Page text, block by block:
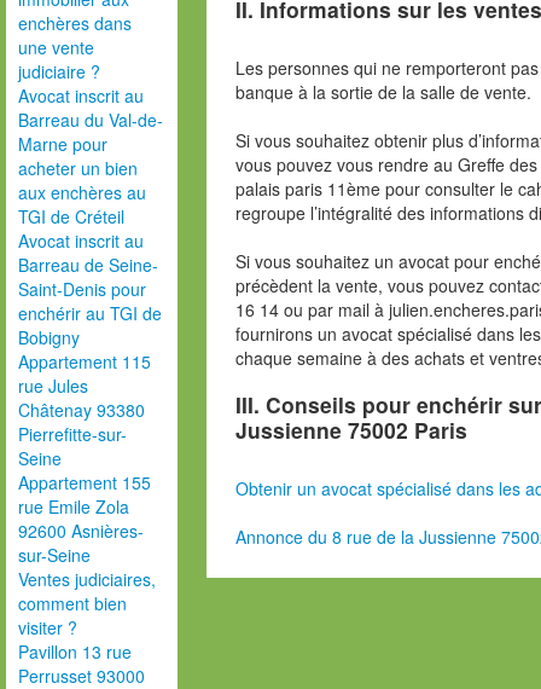
enchères dans
une vente
judiciaire ?
Avocat inscrit au
Barreau du Val-de-
Marne pour
acheter un bien
aux enchères au
TGI de Créteil
Avocat inscrit au
Barreau de Seine-
Saint-Denis pour
enchérir au TGI de
Bobigny
Appartement 115
rue Jules
Châtenay 93380
Pierrefitte-sur-
Seine
Appartement 155
rue Emile Zola
92600 Asnières-
sur-Seine
Ventes judiciaires,
comment bien
visiter ?
Pavillon 13 rue
Perrusset 93000
II. Informations sur les
Les personnes qui ne remporteront
banque à la sortie de la salle de vente.
Si vous souhaitez obtenir plus
vous pouvez vous rendre au Greffe
palais paris 11ème pour consulter le
regroupe l’intégralité des informations
Si vous souhaitez un avocat pour
précèdent la vente, vous pouvez
16 14 ou par mail à
fournirons un avocat spécialisé dans
chaque semaine à des achats et
III. Conseils pour enchérir
Jussienne 75002 Paris
Obtenir un avocat spécialisé dans les
Annonce du 8 rue de la Jussienne